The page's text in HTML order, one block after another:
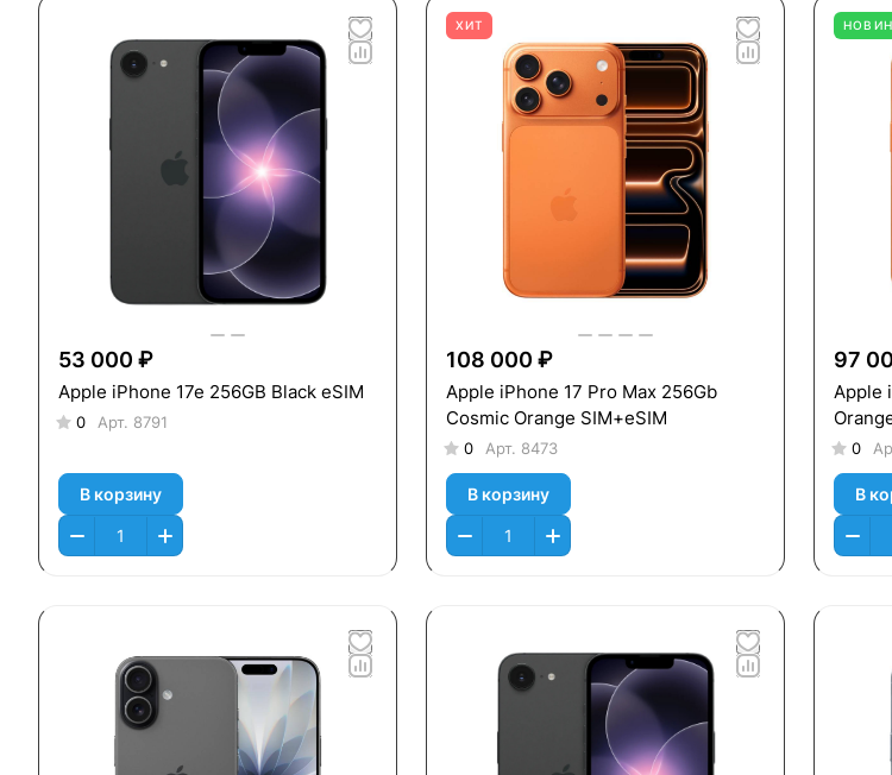
53 000 ₽
Apple iPhone 17e 256GB Black eSIM
0 Арт. 8791
В корзину
ХИТ
108 000 ₽
Apple iPhone 17 Pro Max 256Gb
Cosmic Orange SIM+eSIM
0 Арт. 8473
В корзину
97
Apple
0
В